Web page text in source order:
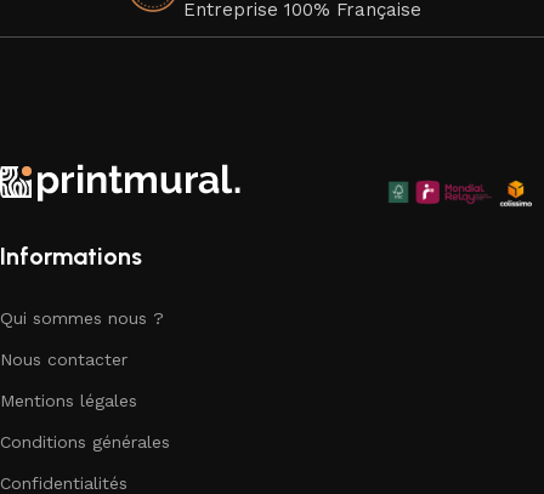
parfaite pour compléter votre décor.
Entreprise 100% Française
Informations
Qui sommes nous ?
Nous contacter
Mentions légales
Conditions générales
Confidentialités